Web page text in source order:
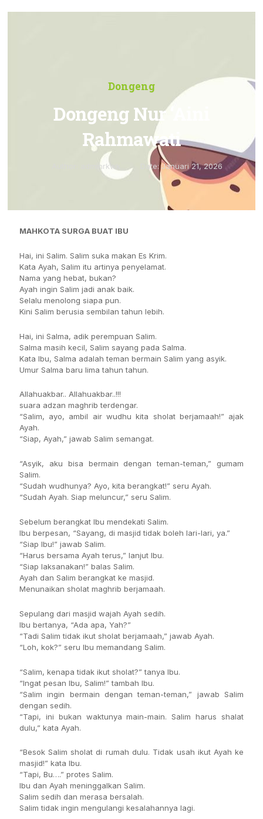
Dongeng
Dongeng Nur ‘Aini
Rahmawati
adminrkwk Date:Januari 21, 2026
MAHKOTA SURGA BUAT IBU
Hai, ini Salim. Salim suka makan Es Krim.
Kata Ayah, Salim itu artinya penyelamat.
Nama yang hebat, bukan?
Ayah ingin Salim jadi anak baik.
Selalu menolong siapa pun.
Kini Salim berusia sembilan tahun lebih.
Hai, ini Salma, adik perempuan Salim.
Salma masih kecil, Salim sayang pada Salma.
Kata Ibu, Salma adalah teman bermain Salim yang asyik.
Umur Salma baru lima tahun tahun.
Allahuakbar.. Allahuakbar..!!!
suara adzan maghrib terdengar.
“Salim, ayo, ambil air wudhu kita sholat berjamaah!” ajak
Ayah.
“Siap, Ayah,” jawab Salim semangat.
“Asyik, aku bisa bermain dengan teman-teman,” gumam
Salim.
“Sudah wudhunya? Ayo, kita berangkat!” seru Ayah.
“Sudah Ayah. Siap meluncur,” seru Salim.
Sebelum berangkat Ibu mendekati Salim.
Ibu berpesan, “Sayang, di masjid tidak boleh lari-lari, ya.”
“Siap Ibu!” jawab Salim.
“Harus bersama Ayah terus,” lanjut Ibu.
“Siap laksanakan!” balas Salim.
Ayah dan Salim berangkat ke masjid.
Menunaikan sholat maghrib berjamaah.
Sepulang dari masjid wajah Ayah sedih.
Ibu bertanya, “Ada apa, Yah?”
“Tadi Salim tidak ikut sholat berjamaah,” jawab Ayah.
“Loh, kok?” seru Ibu memandang Salim.
“Salim, kenapa tidak ikut sholat?” tanya Ibu.
“Ingat pesan Ibu, Salim!” tambah Ibu.
“Salim ingin bermain dengan teman-teman,” jawab Salim
dengan sedih.
“Tapi, ini bukan waktunya main-main. Salim harus shalat
dulu,” kata Ayah.
“Besok Salim sholat di rumah dulu. Tidak usah ikut Ayah ke
masjid!” kata Ibu.
“Tapi, Bu….” protes Salim.
Ibu dan Ayah meninggalkan Salim.
Salim sedih dan merasa bersalah.
Salim tidak ingin mengulangi kesalahannya lagi.